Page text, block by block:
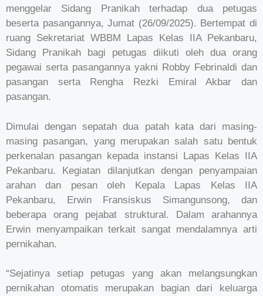
menggelar Sidang Pranikah terhadap dua petugas
beserta pasangannya, Jumat (26/09/2025). Bertempat di
ruang Sekretariat WBBM Lapas Kelas IIA Pekanbaru,
Sidang Pranikah bagi petugas diikuti oleh dua orang
pegawai serta pasangannya yakni Robby Febrinaldi dan
pasangan serta Rengha Rezki Emiral Akbar dan
pasangan.
Dimulai dengan sepatah dua patah kata dari masing-
masing pasangan, yang merupakan salah satu bentuk
perkenalan pasangan kepada instansi Lapas Kelas IIA
Pekanbaru. Kegiatan dilanjutkan dengan penyampaian
arahan dan pesan oleh Kepala Lapas Kelas IIA
Pekanbaru, Erwin Fransiskus Simangunsong, dan
beberapa orang pejabat struktural. Dalam arahannya
Erwin menyampaikan terkait sangat mendalamnya arti
pernikahan.
“Sejatinya setiap petugas yang akan melangsungkan
pernikahan otomatis merupakan bagian dari keluarga